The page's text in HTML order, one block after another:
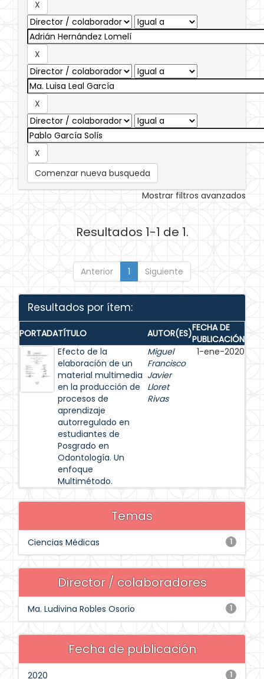
Comenzar nueva busqueda
Mostrar filtros avanzados
Resultados 1-1 de 1.
Anterior 1 Siguiente
Resultados por ítem:
PORTADATÍTULO AUTOR(ES)FECHA DE
PUBLICACIÓN
Efecto de la
elaboración de un
material multimedia
en la producción de
procesos de
aprendizaje
autorregulado en
estudiantes de
Posgrado en
Odontología. Un
enfoque
Multimétodo.
Miguel
Francisco
Javier
Lloret
Rivas
1-ene-2020
Temas
1
Ciencias Médicas
Director / colaboradores
1
Ma. Ludivina Robles Osorio
Fecha de publicación
1
2020